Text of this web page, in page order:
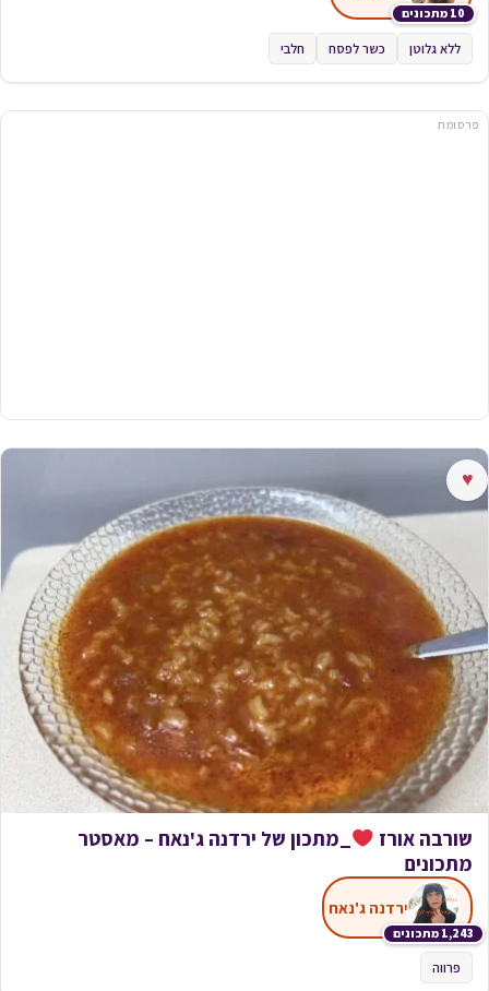
10 מתכונים
ללא גלוטן כשר לפסח חלבי
פרסומת
♥
שורבה אורז
_מתכון של ירדנה ג'נאח – מאסטר
מתכונים
1,243 מתכונים
ירדנה ג'נאח
פרווה